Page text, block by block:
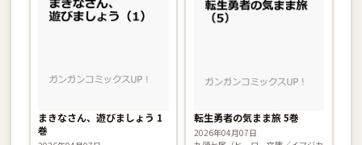
まきなさん、遊びましょう 1
巻
転生勇者の気まま旅 5巻
2026年04月07日